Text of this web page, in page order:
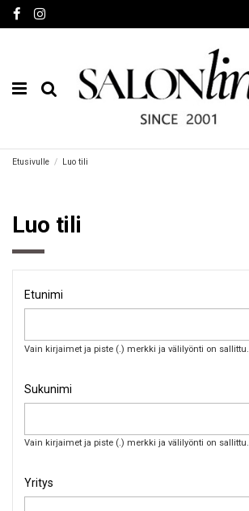
Etusivulle Luo tili
Luo tili
Etunimi
Vain kirjaimet ja piste (.) merkki ja välilyönti on sallittu.
Sukunimi
Vain kirjaimet ja piste (.) merkki ja välilyönti on sallittu.
Yritys